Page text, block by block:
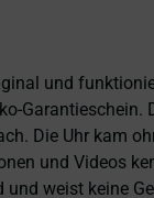
und
Die Uhr kam
und Videos
weist keine